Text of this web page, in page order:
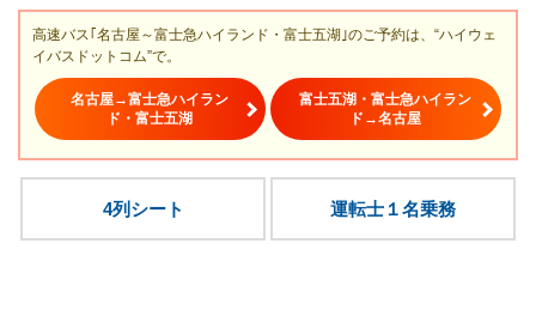
高速バス｢名古屋～富士急ハイランド・富士五湖｣のご予約は、“ハイウェ
イバスドットコム”で。
名古屋→富士急ハイラン
ド・富士五湖
富士五湖・富士急ハイラン
ド→名古屋
4列シート 運転士１名乗務